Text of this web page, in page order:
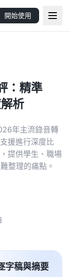
開始使用
：精準
析
年主流錄音轉
援進行深度比
提供學生、職場
整理的痛點。
字稿與摘要